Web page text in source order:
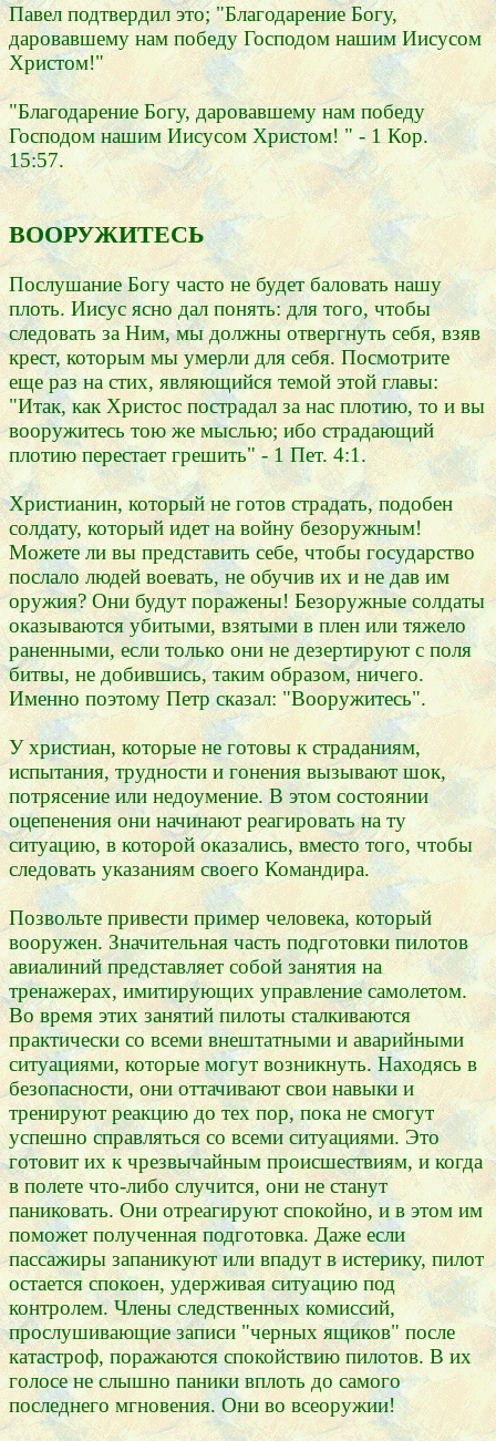
Павел подтвердил это; "Благодарение Богу,
даровавшему нам победу Господом нашим Иисусом
Христом!"
"Благодарение Богу, даровавшему нам победу
Господом нашим Иисусом Христом! " - 1 Кор.
15:57.
ВООРУЖИТЕСЬ
Послушание Богу часто не будет баловать нашу
плоть. Иисус ясно дал понять: для того, чтобы
следовать за Ним, мы должны отвергнуть себя, взяв
крест, которым мы умерли для себя. Посмотрите
еще раз на стих, являющийся темой этой главы:
"Итак, как Христос пострадал за нас плотию, то и вы
вооружитесь тою же мыслью; ибо страдающий
плотию перестает грешить" - 1 Пет. 4:1.
Христианин, который не готов страдать, подобен
солдату, который идет на войну безоружным!
Можете ли вы представить себе, чтобы государство
послало людей воевать, не обучив их и не дав им
оружия? Они будут поражены! Безоружные солдаты
оказываются убитыми, взятыми в плен или тяжело
раненными, если только они не дезертируют с поля
битвы, не добившись, таким образом, ничего.
Именно поэтому Петр сказал: "Вооружитесь".
У христиан, которые не готовы к страданиям,
испытания, трудности и гонения вызывают шок,
потрясение или недоумение. В этом состоянии
оцепенения они начинают реагировать на ту
ситуацию, в которой оказались, вместо того, чтобы
следовать указаниям своего Командира.
Позвольте привести пример человека, который
вооружен. Значительная часть подготовки пилотов
авиалиний представляет собой занятия на
тренажерах, имитирующих управление самолетом.
Во время этих занятий пилоты сталкиваются
практически со всеми внештатными и аварийными
ситуациями, которые могут возникнуть. Находясь в
безопасности, они оттачивают свои навыки и
тренируют реакцию до тех пор, пока не смогут
успешно справляться со всеми ситуациями. Это
готовит их к чрезвычайным происшествиям, и когда
в полете что-либо случится, они не станут
паниковать. Они отреагируют спокойно, и в этом им
поможет полученная подготовка. Даже если
пассажиры запаникуют или впадут в истерику, пилот
остается спокоен, удерживая ситуацию под
контролем. Члены следственных комиссий,
прослушивающие записи "черных ящиков" после
катастроф, поражаются спокойствию пилотов. В их
голосе не слышно паники вплоть до самого
последнего мгновения. Они во всеоружии!